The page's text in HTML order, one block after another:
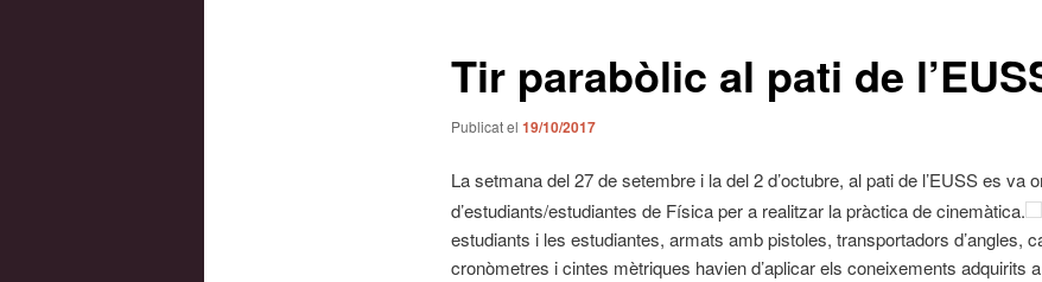
Tir parabòlic al pati de
Publicat el 19/10/2017
La setmana del 27 de setembre i la del 2 d’octubre, al pati de l’EUSS es va
d’estudiants/estudiantes de Física per a realitzar la pràctica de cinemàtica.
estudiants i les estudiantes, armats amb pistoles, transportadors d’angles,
cronòmetres i cintes mètriques havien d’aplicar els coneixements adquirits a